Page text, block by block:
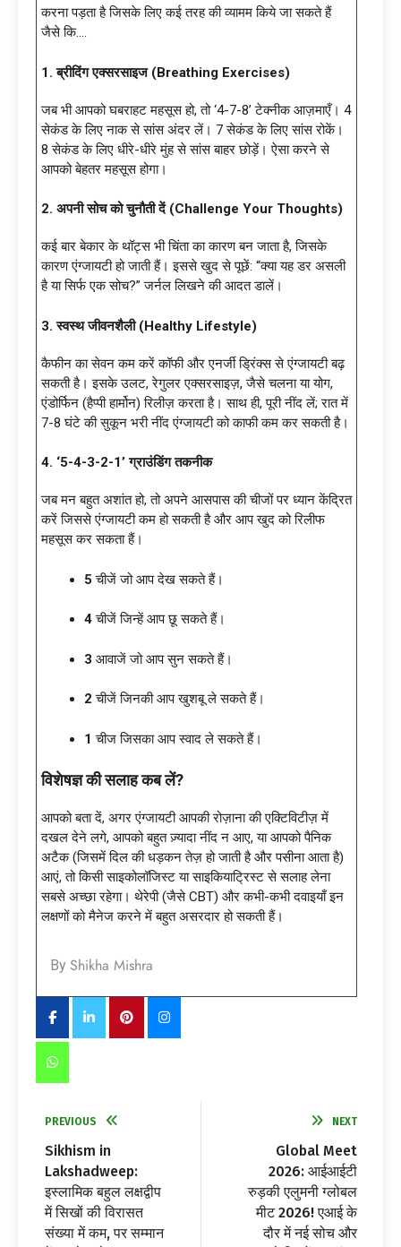
करना पड़ता है जिसके लिए कई तरह की व्यामम किये जा सकते हैं
जैसे कि….
1. ब्रीदिंग एक्सरसाइज (Breathing Exercises)
जब भी आपको घबराहट महसूस हो, तो ‘4-7-8’ टेक्नीक आज़माएँ। 4
सेकंड के लिए नाक से सांस अंदर लें। 7 सेकंड के लिए सांस रोकें।
8 सेकंड के लिए धीरे-धीरे मुंह से सांस बाहर छोड़ें। ऐसा करने से
आपको बेहतर महसूस होगा।
2. अपनी सोच को चुनौती दें (Challenge Your Thoughts)
कई बार बेकार के थॉट्स भी चिंता का कारण बन जाता है, जिसके
कारण एंग्जायटी हो जाती हैं। इससे खुद से पूछें: “क्या यह डर असली
है या सिर्फ एक सोच?” जर्नल लिखने की आदत डालें।
3. स्वस्थ जीवनशैली (Healthy Lifestyle)
कैफीन का सेवन कम करें कॉफी और एनर्जी ड्रिंक्स से एंग्जायटी बढ़
सकती है। इसके उलट, रेगुलर एक्सरसाइज़, जैसे चलना या योग,
एंडोर्फिन (हैप्पी हार्मोन) रिलीज़ करता है। साथ ही, पूरी नींद लें; रात में
7-8 घंटे की सुकून भरी नींद एंग्जायटी को काफी कम कर सकती है।
4. ‘5-4-3-2-1’ ग्राउंडिंग तकनीक
जब मन बहुत अशांत हो, तो अपने आसपास की चीजों पर ध्यान केंद्रित
करें जिससे एंग्जायटी कम हो सकती है और आप खुद को रिलीफ
महसूस कर सकता हैं।
5 चीजें जो आप देख सकते हैं।
4चीजें जिन्हें आप छू सकते हैं।
3 आवाजें जो आप सुन सकते हैं।
2 चीजें जिनकी आप खुशबू ले सकते हैं।
1 चीज जिसका आप स्वाद ले सकते हैं।
विशेषज्ञ की सलाह कब लें?
आपको बता दें, अगर एंग्जायटी आपकी रोज़ाना की एक्टिविटीज़ में
दखल देने लगे, आपको बहुत ज़्यादा नींद न आए, या आपको पैनिक
अटैक (जिसमें दिल की धड़कन तेज़ हो जाती है और पसीना आता है)
आएं, तो किसी साइकोलॉजिस्ट या साइकियाट्रिस्ट से सलाह लेना
सबसे अच्छा रहेगा। थेरेपी (जैसे CBT) और कभी-कभी दवाइयाँ इन
लक्षणों को मैनेज करने में बहुत असरदार हो सकती हैं।
By Shikha Mishra
PREVIOUS
Sikhism in
Lakshadweep:
इस्लामिक बहुल लक्षद्वीप
में सिखों की विरासत
संख्या में कम, पर सम्मान
NEXT
Global Meet
2026: आईआईटी
रुड़की एलुमनी ग्लोबल
मीट 2026! एआई के
दौर में नई सोच और